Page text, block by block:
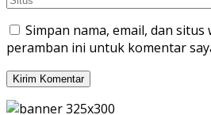
Simpan nama, email, dan situs
peramban ini untuk komentar